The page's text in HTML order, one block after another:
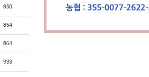
850
854
864
933